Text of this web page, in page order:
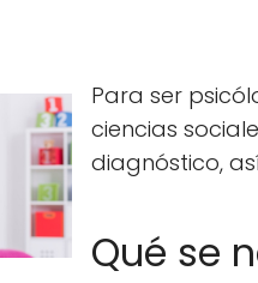
Para ser
ciencias
diagnóstico,
Qué se